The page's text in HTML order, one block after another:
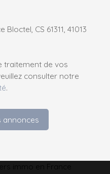
CS 61311, 41013
traitement de vos
consulter notre
.
annonces